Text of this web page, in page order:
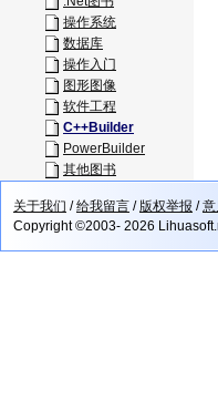
操作系统
数据库
操作入门
图形图像
软件工程
C++Builder
PowerBuilder
其他图书
关于我们 /给我留言 /版权举报 /意
Copyright ©2003- 2026